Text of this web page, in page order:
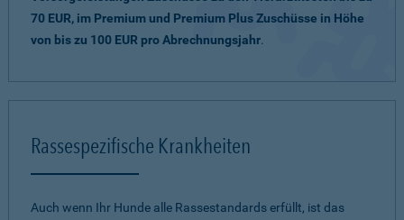
70 EUR, im Premium und Premium Plus Zuschüsse in Höhe
von bis zu 100 EUR pro Abrechnungsjahr.
Rassespezifische Krankheiten
Auch wenn Ihr Hunde alle Rassestandards erfüllt, ist das